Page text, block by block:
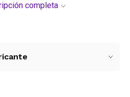
esenciales para el
estas gafas de sol
completa